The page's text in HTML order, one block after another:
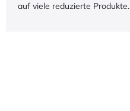
auf viele reduzierte Produkte.